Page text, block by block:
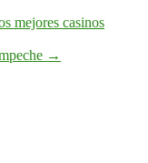
mejores casinos
→